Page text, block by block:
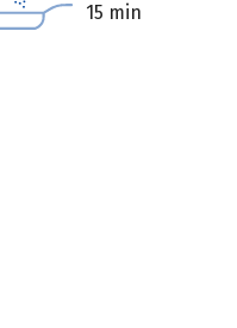
15 min